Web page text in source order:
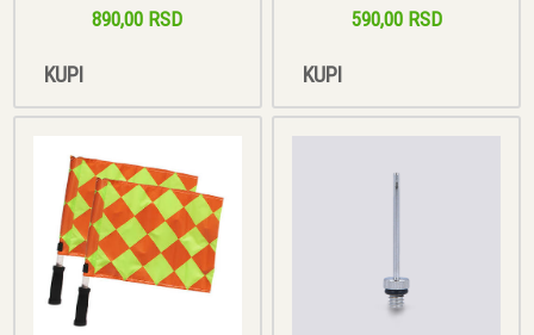
890,00 RSD
KUPI
590,00 RSD
KUPI